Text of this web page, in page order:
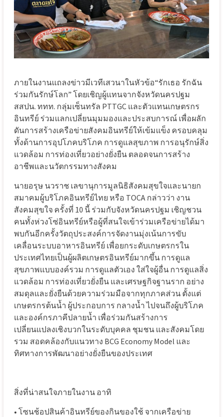
ภายในงานแถลงข่าวมีเวทีเสวนาในหัวข้อ“รักเธอ รักฉัน
ร่วมกันรักษ์โลก” โดยเชิญผู้แทนจากจังหวัดนครปฐม
สสปน. ททท. กลุ่มเซ็นทรัล PTTGC และตัวแทนเกษตรกร
อินทรีย์ ร่วมแลกเปลี่ยนมุมมองและประสบการณ์ เพื่อผลัก
ดันการสร้างเครือข่ายสังคมอินทรีย์ให้เข้มแข็ง ครอบคลุม
ทั้งด้านการอุปโภคบริโภค การดูแลสุขภาพ การอนุรักษ์สิ่ง
แวดล้อม การท่องเที่ยวอย่างยั่งยืน ตลอดจนการสร้าง
อาชีพและนวัตกรรมทางสังคม
นายอรุษ นวราช เลขานุการมูลนิธิสังคมสุขใจและนายก
สมาคมผู้บริโภคอินทรีย์ไทย หรือ TOCA กล่าวว่า งาน
สังคมสุขใจ ครั้งที่ 10 นี้ ร่วมกับจังหวัดนครปฐม เชิญชวน
คนทั้งห่วงโซ่อินทรีย์หรือผู้ที่สนใจเข้าร่วมเครือข่ายได้มา
พบกันอีกครั้งวัตถุประสงค์การจัดงานมุ่งเน้นการขับ
เคลื่อนระบบอาหารอินทรีย์ เพื่อยกระดับเกษตรกรใน
ประเทศไทยเป็นผู้ผลิตเกษตรอินทรีย์มากขึ้น การดูแล
สุขภาพแบบองค์รวม การดูแลตัวเอง ใส่ใจผู้อื่น การดูแลสิ่ง
แวดล้อม การท่องเที่ยวยั่งยืน และเศรษฐกิจฐานราก อย่าง
สมดุลและยั่งยืนด้วยความร่วมมือจากทุกภาคส่วน ตั้งแต่
เกษตรกรต้นน้ำ ผู้ประกอบการ กลางน้ำ ไปจนถึงผู้บริโภค
และองค์กรภาคีปลายน้ำ เพื่อร่วมกันสร้างการ
เปลี่ยนแปลงเชิงบวกในระดับบุคคล ชุมชน และสังคมโดย
รวม สอดคล้องกับแนวทาง BCG Economy Model และ
ทิศทางการพัฒนาอย่างยั่งยืนของประเทศ
สิ่งที่น่าสนใจภายในงาน อาทิ
• โซนช้อปสินค้าอินทรีย์ของกินของใช้ จากเครือข่าย